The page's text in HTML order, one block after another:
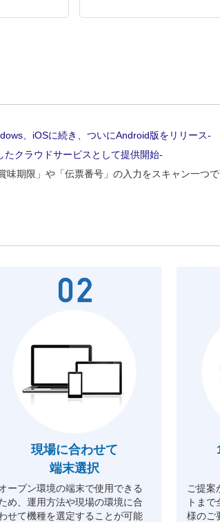
、iOSに続き、ついにAndroid版をリリース-
クラウドサービスとして提供開始-
期限」や「伝票番号」の入力をスキャン一つ
現場に合わせて
端末選択
ープン環境の端末で使用できる
め、運用方法や現場の環境に合
せて機種を選定することが可能
ご提案
トま
様のご